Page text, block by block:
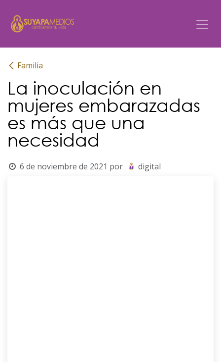
Familia
La inoculación en
mujeres embarazadas
es más que una
necesidad
6 de noviembre de 2021 por digital